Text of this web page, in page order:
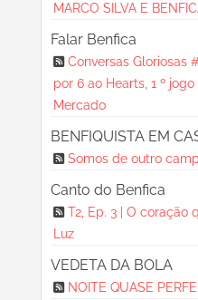
MARCO SILVA E
Falar Benfica
Conversas Gloriosas
por 6 ao Hearts, 1 º
Mercado
BENFIQUISTA EM
Somos de outro
Canto do Benfica
T2, Ep. 3 | O coração
Luz
VEDETA DA BOLA
NOITE QUASE